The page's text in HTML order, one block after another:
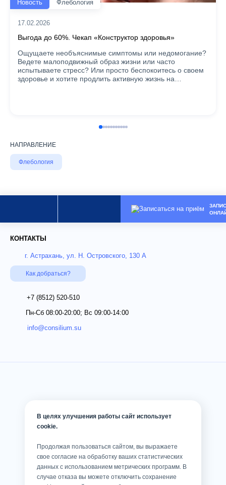
Новость Флебология
17.02.2026
Выгода до 60%. Чекап «Конструктор здоровья»
Ощущаете необъяснимые симптомы или недомогание?
Ведете малоподвижный образ жизни или часто
испытываете стресс? Или просто беспокоитесь о своем
здоровье и хотите продлить активную жизнь на…
НАПРАВЛЕНИЕ
Флебология
КОНТАКТЫ
г. Астрахань, ул. Н. Островского, 130 А
Как добраться?
+7 (8512) 520-510
Пн-Сб 08:00-20:00; Вс 09:00-14:00
info@consilium.su
В целях улучшения работы сайт использует
cookie.
Продолжая пользоваться сайтом, вы выражаете
свое согласие на обработку ваших статистических
данных с использованием метрических программ. В
случае отказа вы можете отключить сохранение